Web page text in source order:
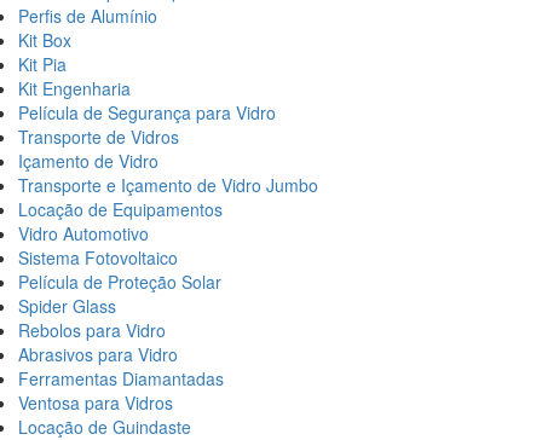
Perfis de Alumínio
Kit Box
Kit Pia
Kit Engenharia
Película de Segurança para Vidro
Transporte de Vidros
Içamento de Vidro
Transporte e Içamento de Vidro Jumbo
Locação de Equipamentos
Vidro Automotivo
Sistema Fotovoltaico
Película de Proteção Solar
Spider Glass
Rebolos para Vidro
Abrasivos para Vidro
Ferramentas Diamantadas
Ventosa para Vidros
Locação de Guindaste